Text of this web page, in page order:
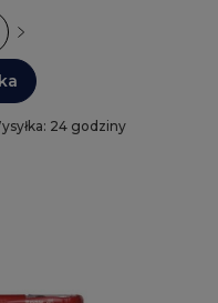
24 godziny